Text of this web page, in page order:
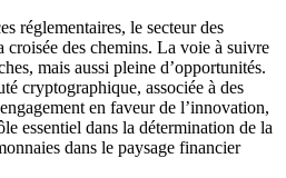
réglementaires, le secteur des
croisée des chemins. La voie à suivre
mais aussi pleine d’opportunités.
cryptographique, associée à des
en faveur de l’innovation,
essentiel dans la détermination de la
dans le paysage financier